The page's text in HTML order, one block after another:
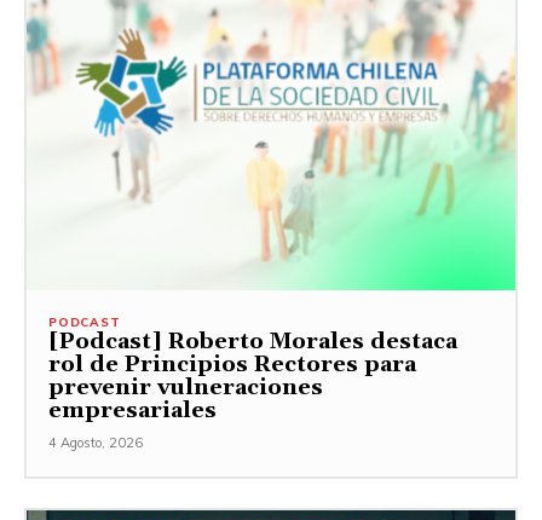
PODCAST
[Podcast] Roberto Morales destaca
rol de Principios Rectores para
prevenir vulneraciones
empresariales
4 Agosto, 2026